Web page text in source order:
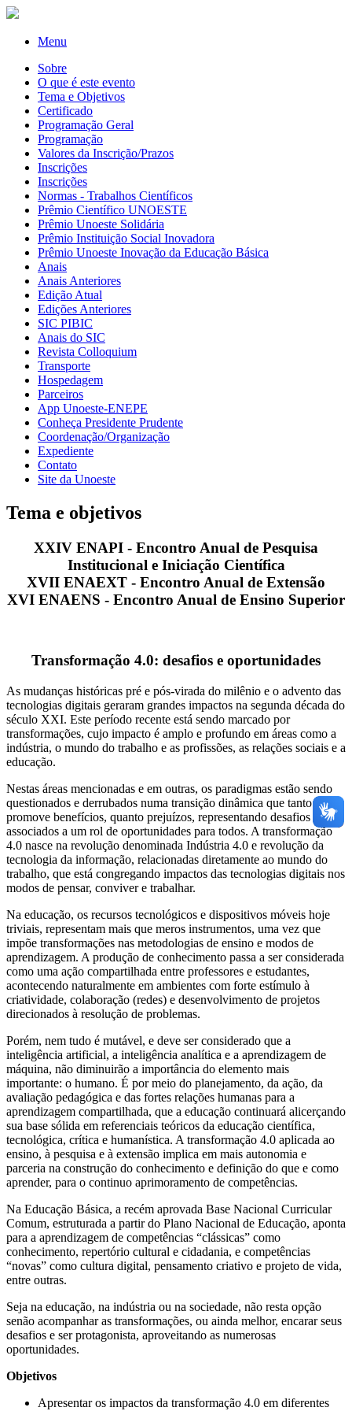
Menu
Sobre
O que é este evento
Tema e Objetivos
Certificado
Programação Geral
Programação
Valores da Inscrição/Prazos
Inscrições
Inscrições
Normas - Trabalhos Científicos
Prêmio Científico UNOESTE
Prêmio Unoeste Solidária
Prêmio Instituição Social Inovadora
Prêmio Unoeste Inovação da Educação Básica
Anais
Anais Anteriores
Edição Atual
Edições Anteriores
SIC PIBIC
Anais do SIC
Revista Colloquium
Transporte
Hospedagem
Parceiros
App Unoeste-ENEPE
Conheça Presidente Prudente
Coordenação/Organização
Expediente
Contato
Site da Unoeste
Tema e objetivos
XXIV ENAPI - Encontro Anual de Pesquisa
Institucional e Iniciação Científica
XVII ENAEXT - Encontro Anual de Extensão
XVI ENAENS - Encontro Anual de Ensino Superior
Transformação 4.0: desafios e oportunidades
As mudanças históricas pré e pós-virada do milênio e o advento das
tecnologias digitais geraram grandes impactos na segunda década do
século XXI. Este período recente está sendo marcado por
transformações, cujo impacto é amplo e profundo em áreas como a
indústria, o mundo do trabalho e as profissões, as relações sociais e a
educação.
Nestas áreas mencionadas e em outras, os paradigmas estão sendo
questionados e derrubados numa transição dinâmica que tanto
promove benefícios, quanto prejuízos, representando desafios
associados a um rol de oportunidades para todos. A transformação
4.0 nasce na revolução denominada Indústria 4.0 e revolução da
tecnologia da informação, relacionadas diretamente ao mundo do
trabalho, que está congregando impactos das tecnologias digitais nos
modos de pensar, conviver e trabalhar.
Na educação, os recursos tecnológicos e dispositivos móveis hoje
triviais, representam mais que meros instrumentos, uma vez que
impõe transformações nas metodologias de ensino e modos de
aprendizagem. A produção de conhecimento passa a ser considerada
como uma ação compartilhada entre professores e estudantes,
acontecendo naturalmente em ambientes com forte estímulo à
criatividade, colaboração (redes) e desenvolvimento de projetos
direcionados à resolução de problemas.
Porém, nem tudo é mutável, e deve ser considerado que a
inteligência artificial, a inteligência analítica e a aprendizagem de
máquina, não diminuirão a importância do elemento mais
importante: o humano. É por meio do planejamento, da ação, da
avaliação pedagógica e das fortes relações humanas para a
aprendizagem compartilhada, que a educação continuará alicerçando
sua base sólida em referenciais teóricos da educação científica,
tecnológica, crítica e humanística. A transformação 4.0 aplicada ao
ensino, à pesquisa e à extensão implica em mais autonomia e
parceria na construção do conhecimento e definição do que e como
aprender, para o continuo aprimoramento de competências.
Na Educação Básica, a recém aprovada Base Nacional Curricular
Comum, estruturada a partir do Plano Nacional de Educação, aponta
para a aprendizagem de competências “clássicas” como
conhecimento, repertório cultural e cidadania, e competências
“novas” como cultura digital, pensamento criativo e projeto de vida,
entre outras.
Seja na educação, na indústria ou na sociedade, não resta opção
senão acompanhar as transformações, ou ainda melhor, encarar seus
desafios e ser protagonista, aproveitando as numerosas
oportunidades.
Objetivos
Apresentar os impactos da transformação 4.0 em diferentes